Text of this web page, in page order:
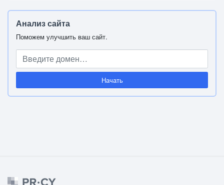
Анализ сайта
Поможем улучшить ваш сайт.
Начать